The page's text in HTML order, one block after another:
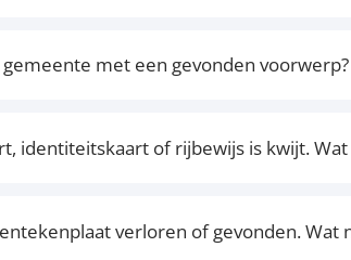
met een gevonden voorwerp?
identiteitskaart of rijbewijs is kwijt. Wat
verloren of gevonden. Wat